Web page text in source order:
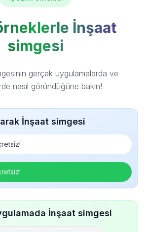
İnşaat
simgesi
gerçek uygulamalarda ve
nasıl göründüğüne bakın!
İnşaat simgesi
İnşaat simgesi